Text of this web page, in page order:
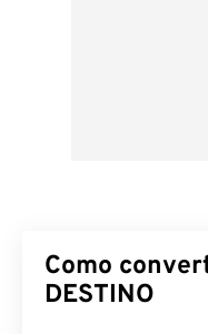
Como
DESTINO